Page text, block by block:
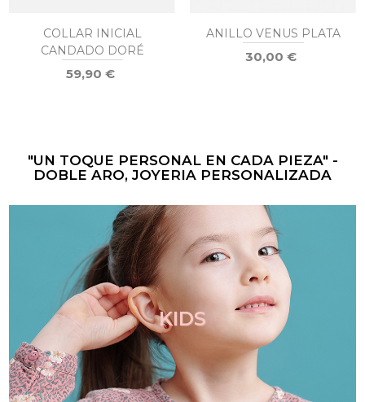
COLLAR INICIAL
CANDADO DORÉ
59,90 €
ANILLO VENUS PLATA
30,00 €
"UN TOQUE PERSONAL EN CADA PIEZA" -
DOBLE ARO, JOYERIA PERSONALIZADA
KIDS